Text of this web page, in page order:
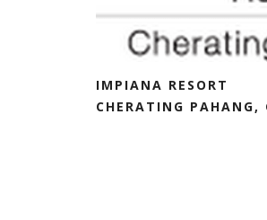
IMPIANA RESORT
CHERATING PAHANG,